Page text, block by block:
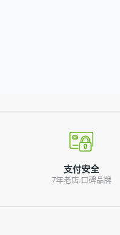
支付安全
7年老店,口碑品牌